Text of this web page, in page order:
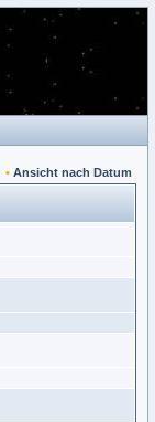
• Ansicht nach Datum